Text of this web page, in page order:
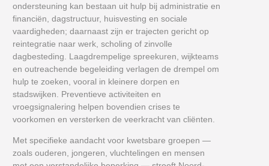
ondersteuning kan bestaan uit hulp bij administratie en
financiën, dagstructuur, huisvesting en sociale
vaardigheden; daarnaast zijn er trajecten gericht op
reintegratie naar werk, scholing of zinvolle
dagbesteding. Laagdrempelige spreekuren, wijkteams
en outreachende begeleiding verlagen de drempel om
hulp te zoeken, vooral in kleinere dorpen en
stadswijken. Preventieve activiteiten en
vroegsignalering helpen bovendien crises te
voorkomen en versterken de veerkracht van cliënten.
Met specifieke aandacht voor kwetsbare groepen —
zoals ouderen, jongeren, vluchtelingen en mensen